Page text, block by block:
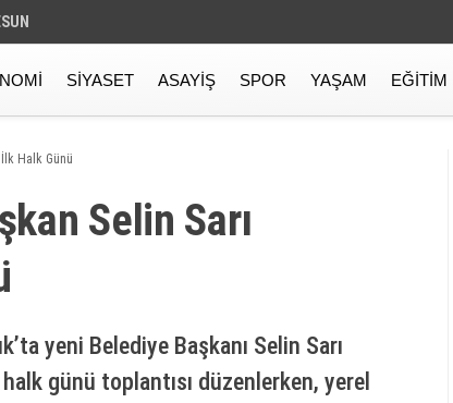
SIYASET ASAYIŞ SPOR YAŞAM EĞITIM
Halk Günü
Selin Sarı
yeni Belediye Başkanı Selin Sarı
günü toplantısı düzenlerken, yerel